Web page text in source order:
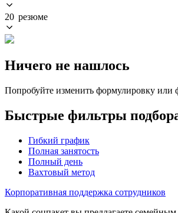
20 резюме
Ничего не нашлось
Попробуйте изменить формулировку или
Быстрые фильтры
Гибкий график
Полная занятость
Полный день
Вахтовый метод
Корпоративная поддержка сотрудников